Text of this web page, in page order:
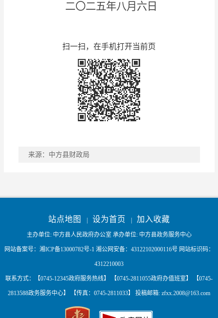
二〇二五年八月 六日
扫一扫，在手机打开当前页
来源：中方县财政局
站点地图 | 设为首页 | 加入收藏
主办单位: 中方县人民政府办公室 承办单位: 中方县政务服务中心
网站备案号： 湘ICP备13000782号-1 湘公网安备： 43122102000116号网站标识码：
4312210003
联系方式：【0745-12345政府服务热线】 【0745-2811055政府办值班室】 【0745-
2813588政务服务中心】 【传真：0745-2811033】 投稿邮箱: zfxx.2008@163.com